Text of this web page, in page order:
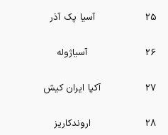
25 آسیا پک آذر
26 آسیاژوله
27 آکپا ایران کیش
28 اروندکاریز